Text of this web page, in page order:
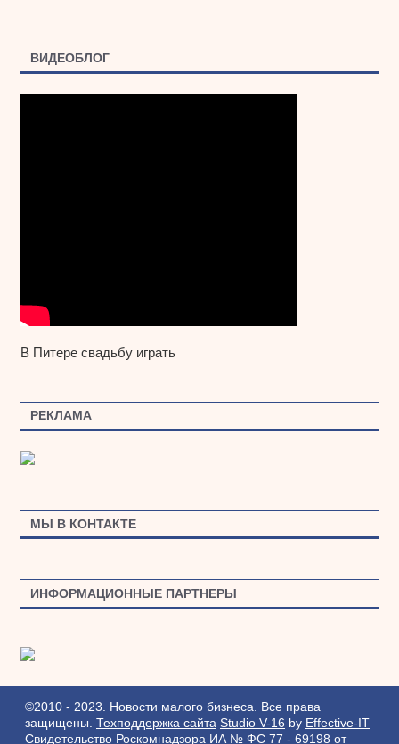
ВИДЕОБЛОГ
В Питере свадьбу играть
РЕКЛАМА
МЫ В КОНТАКТЕ
ИНФОРМАЦИОННЫЕ ПАРТНЕРЫ
©2010 - 2023. Новости малого бизнеса. Все права
защищены. Техподдержка сайта Studio V-16 by Effective-IT
Свидетельство Роскомнадзора ИА № ФС 77 - 69198 от